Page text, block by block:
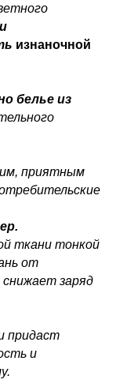
изнаночной
белье из
приятным
ткани тонкой
от
заряд
придаст
и